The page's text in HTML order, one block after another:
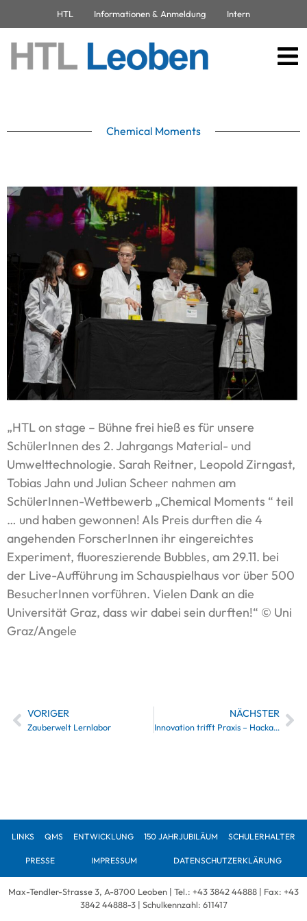
HTL Informationen & Anmeldung Intern
Chemical Moments
„HTL on stage – Bühne frei hieß es für unsere
SchülerInnen des 2. Jahrgangs Material- und
Umwelttechnologie. Sarah Reitner, Leopold Zirngast,
Tobias Jahn und Julian Scheer nahmen am
SchülerInnen-Wettbewerb „Chemical Moments “ teil
… und haben gewonnen! Als Preis durften die 4
angehenden ForscherInnen ihr eingereichtes
Experiment, fluoreszierende Bubbles, am 29.11. bei
der Live-Aufführung im Schauspielhaus vor über 500
BesucherInnen vorführen. Vielen Dank an die
Universität Graz, dass wir dabei sein durften!“ © Uni
Graz/Angele
VORIGER
Zauberwelt Lernlabor
NÄCHSTER
Innovation trifft Praxis – Hackathon mit voestalpine
LINKS QMS ENTWICKLUNG 150 JAHRJUBILÄUM SCHULERHALTER
PRESSE IMPRESSUM DATENSCHUTZERKLÄRUNG
Max-Tendler-Strasse 3, A-8700 Leoben | Tel.: +43 3842 44888 | Fax: +43
3842 44888-3 | Schulkennzahl: 611417